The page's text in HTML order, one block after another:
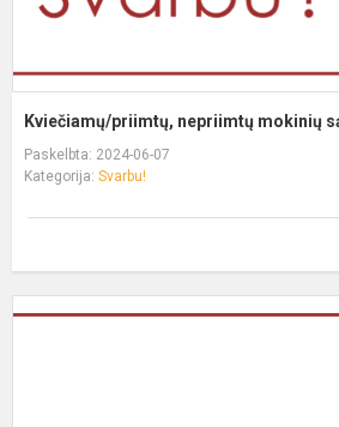
Kviečiamų/priimtų, nepriimtų mokinių
Paskelbta: 2024-06-07
Kategorija: Svarbu!